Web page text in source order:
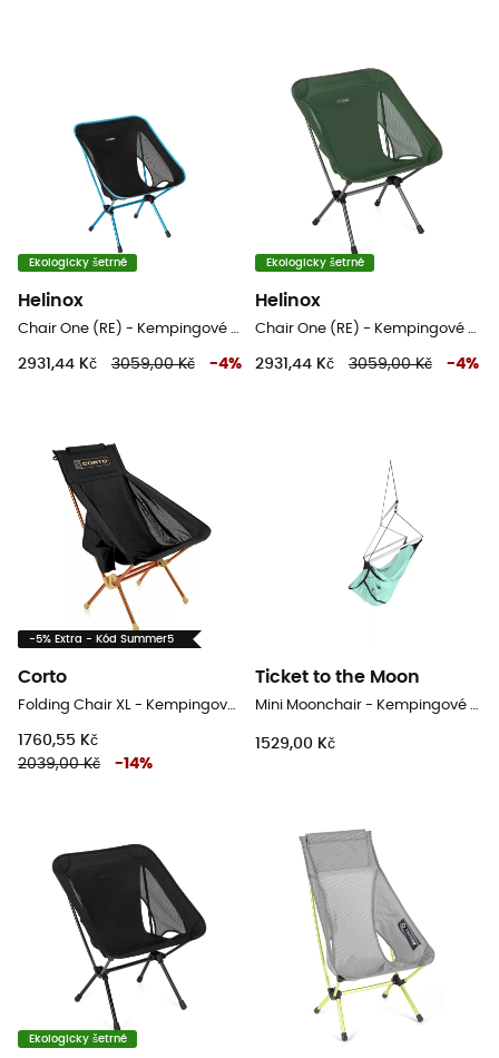
Ekologicky šetrné
Helinox
Chair One (RE) - Kempingové židli
2931,44 Kč 3059,00 Kč -4%
Ekologicky šetrné
Helinox
Chair One (RE) - Kempingové židli
2931,44 Kč 3059,00 Kč -4%
-5% Extra - Kód Summer5
Corto
Folding Chair XL - Kempingové židli
1760,55 Kč
2039,00 Kč
-14%
Ticket to the Moon
Mini Moonchair - Kempingové židli
1529,00 Kč
Ekologicky šetrné